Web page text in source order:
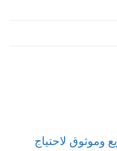
وموثوق لاحتياج